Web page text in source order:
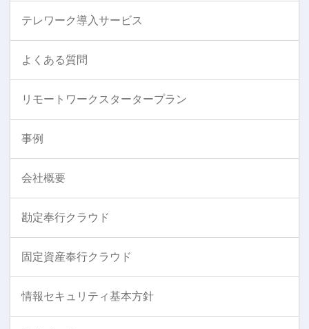
テレワーク導入サービス
よくある質問
リモートワークスタータープラン
事例
会社概要
勘定奉行クラウド
固定資産奉行クラウド
情報セキュリティ基本方針